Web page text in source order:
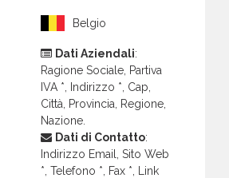
Belgio
Dati Aziendali:
Ragione Sociale, Partiva
IVA *, Indirizzo *, Cap,
Città, Provincia, Regione,
Nazione.
Dati di Contatto:
Indirizzo Email, Sito Web
*, Telefono *, Fax *, Link